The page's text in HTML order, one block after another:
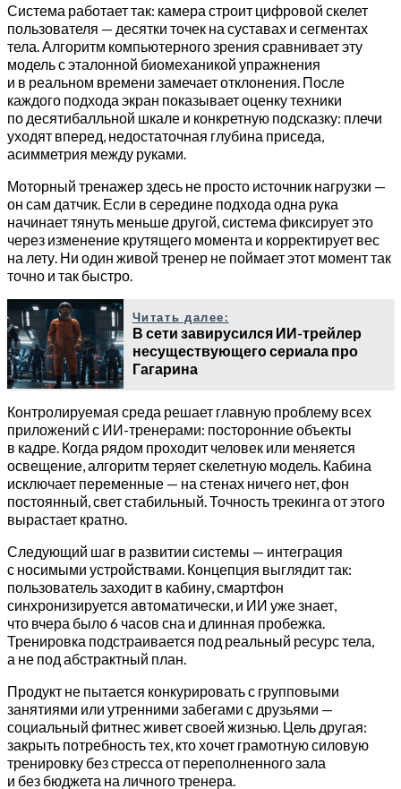
Система работает так: камера строит цифровой скелет
пользователя — десятки точек на суставах и сегментах
тела. Алгоритм компьютерного зрения сравнивает эту
модель с эталонной биомеханикой упражнения
и в реальном времени замечает отклонения. После
каждого подхода экран показывает оценку техники
по десятибалльной шкале и конкретную подсказку: плечи
уходят вперед, недостаточная глубина приседа,
асимметрия между руками.
Моторный тренажер здесь не просто источник нагрузки —
он сам датчик. Если в середине подхода одна рука
начинает тянуть меньше другой, система фиксирует это
через изменение крутящего момента и корректирует вес
на лету. Ни один живой тренер не поймает этот момент так
точно и так быстро.
Читать далее:
В сети завирусился ИИ-трейлер
несуществующего сериала про
Гагарина
Контролируемая среда решает главную проблему всех
приложений с ИИ-тренерами: посторонние объекты
в кадре. Когда рядом проходит человек или меняется
освещение, алгоритм теряет скелетную модель. Кабина
исключает переменные — на стенах ничего нет, фон
постоянный, свет стабильный. Точность трекинга от этого
вырастает кратно.
Следующий шаг в развитии системы — интеграция
с носимыми устройствами. Концепция выглядит так:
пользователь заходит в кабину, смартфон
синхронизируется автоматически, и ИИ уже знает,
что вчера было 6 часов сна и длинная пробежка.
Тренировка подстраивается под реальный ресурс тела,
а не под абстрактный план.
Продукт не пытается конкурировать с групповыми
занятиями или утренними забегами с друзьями —
социальный фитнес живет своей жизнью. Цель другая:
закрыть потребность тех, кто хочет грамотную силовую
тренировку без стресса от переполненного зала
и без бюджета на личного тренера.